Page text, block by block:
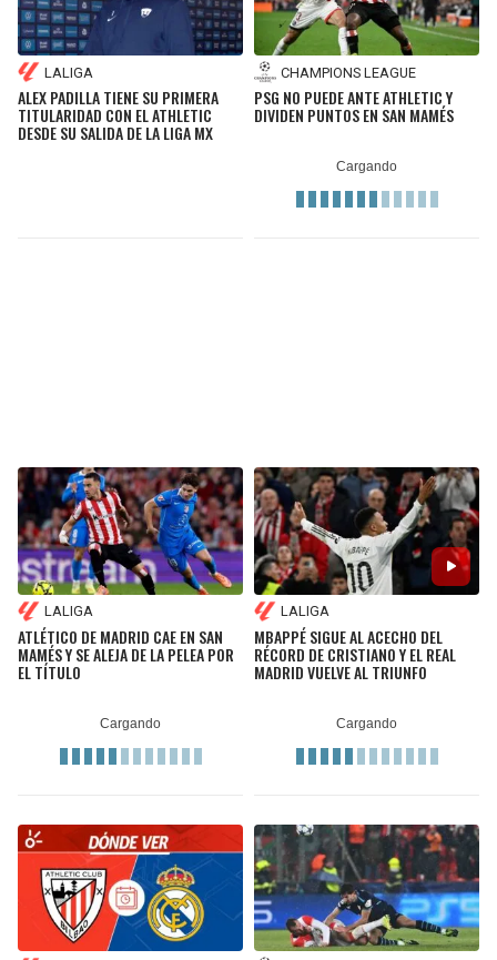
LALIGA
ALEX PADILLA TIENE SU PRIMERA
TITULARIDAD CON EL ATHLETIC
DESDE SU SALIDA DE LA LIGA MX
CHAMPIONS LEAGUE
PSG NO PUEDE ANTE ATHLETIC Y
DIVIDEN PUNTOS EN SAN MAMÉS
LALIGA
ATLÉTICO DE MADRID CAE EN SAN
MAMÉS Y SE ALEJA DE LA PELEA POR
EL TÍTULO
LALIGA
MBAPPÉ SIGUE AL ACECHO DEL
RÉCORD DE CRISTIANO Y EL REAL
MADRID VUELVE AL TRIUNFO